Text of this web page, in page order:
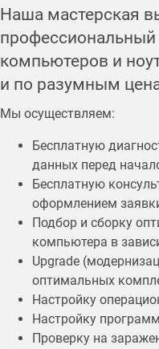
Наша мастерская
профессиональный
компьютеров и
и по разумным
Мы осуществляем:
Бесплатную
данных перед
Бесплатную
оформлением
Подбор и сборку
компьютера в
Upgrade
оптимальных
Настройку
Настройку
Проверку на